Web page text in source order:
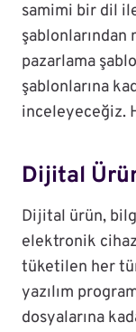
samimi bir dil
şablonlarından
pazarlama
şablonlarına
inceleyeceğiz.
Dijital
Dijital ürün,
elektronik
tüketilen her
yazılım
dosyalarına